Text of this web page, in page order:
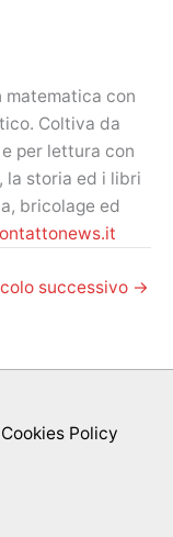
con
Coltiva da
per lettura con
la storia ed i libri
bricolage ed
successivo →
Policy